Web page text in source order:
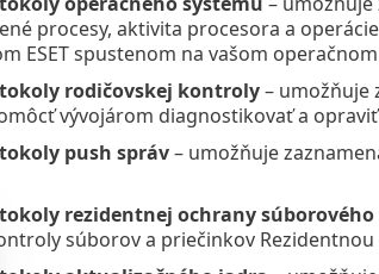
procesy, aktivita procesora a
ESET spustenom na vašom
rodičovskej kontroly– umožňuje
vývojárom diagnostikovať a
push správ– umožňuje
rezidentnej ochrany súborového
súborov a priečinkov